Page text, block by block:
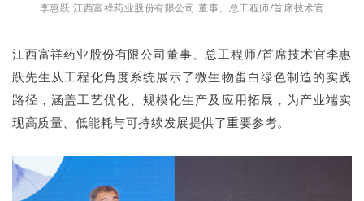
李惠跃 江西富祥药业股份有限公司 董事、总工程师/首席技术官
江西富祥药业股份有限公司董事、总工程师/首席技术官李惠
跃先生从工程化角度系统展示了微生物蛋白绿色制造的实践
路径，涵盖工艺优化、规模化生产及应用拓展，为产业端实
现高质量、低能耗与可持续发展提供了重要参考。